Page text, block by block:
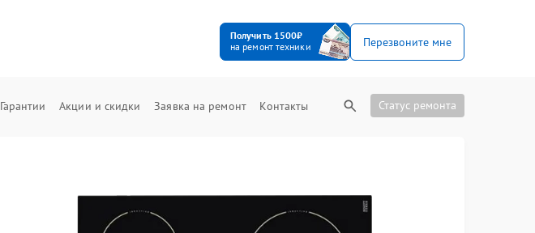
Получить 1500₽
на ремонт техники
Перезвоните мне
Гарантии Акции и скидки Заявка на ремонт Контакты Статус ремонта